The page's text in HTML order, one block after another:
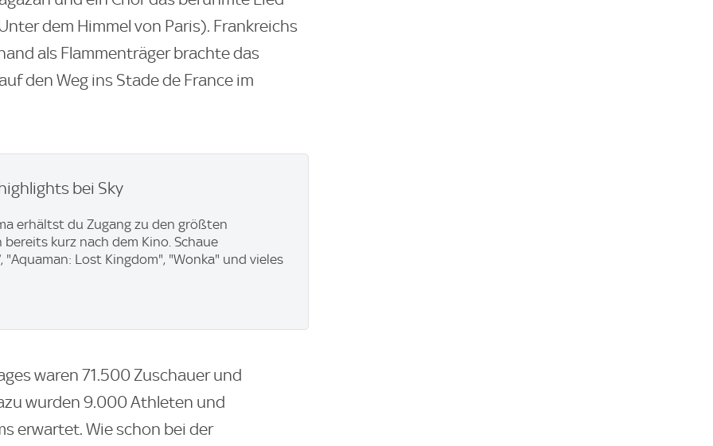
dem Himmel von Paris). Frankreichs
als Flammenträger brachte das
den Weg ins Stade de France im
bei Sky
erhältst du Zugang zu den größten
kurz nach dem Kino. Schaue
"Aquaman: Lost Kingdom", "Wonka" und vieles
waren 71.500 Zuschauer und
wurden 9.000 Athleten und
erwartet. Wie schon bei der